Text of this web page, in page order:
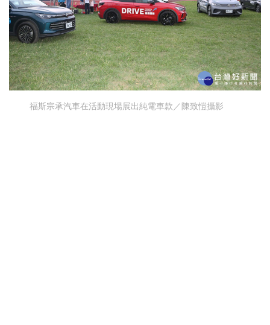
福斯宗承汽車在活動現場展出純電車款／陳致愷攝影